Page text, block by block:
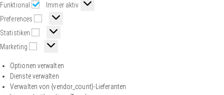
Funktional
Immer aktiv
Preferences
Statistiken
Marketing
Optionen verwalten
Dienste verwalten
Verwalten von {vendor_count}-Lieferanten